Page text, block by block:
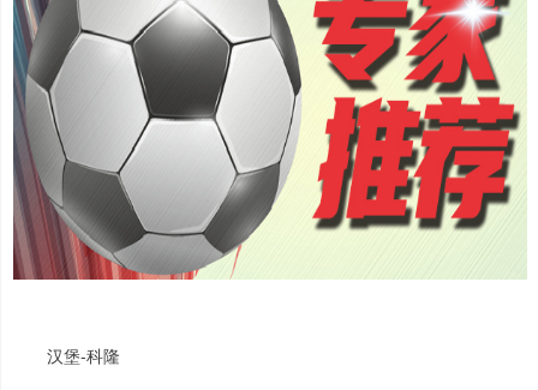
汉堡-科隆